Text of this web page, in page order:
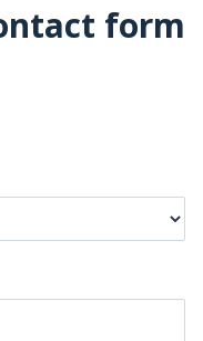
form